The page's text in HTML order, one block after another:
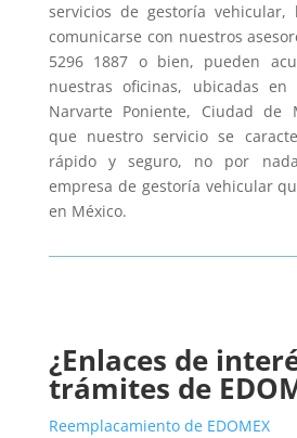
servicios de gestoría vehicular,
comunicarse con nuestros
5296 1887 o bien, pueden
nuestras oficinas, ubicadas en
Narvarte Poniente, Ciudad de
que nuestro servicio se
rápido y seguro, no por
empresa de gestoría vehicular
en México.
¿Enlaces de
trámites de
Reemplacamiento de EDOMEX